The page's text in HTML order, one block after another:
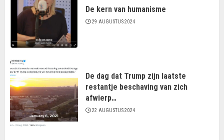
De kern van humanisme
29 AUGUSTUS 2024
De dag dat Trump zijn laatste
restantje beschaving van zich
afwierp…
22 AUGUSTUS 2024